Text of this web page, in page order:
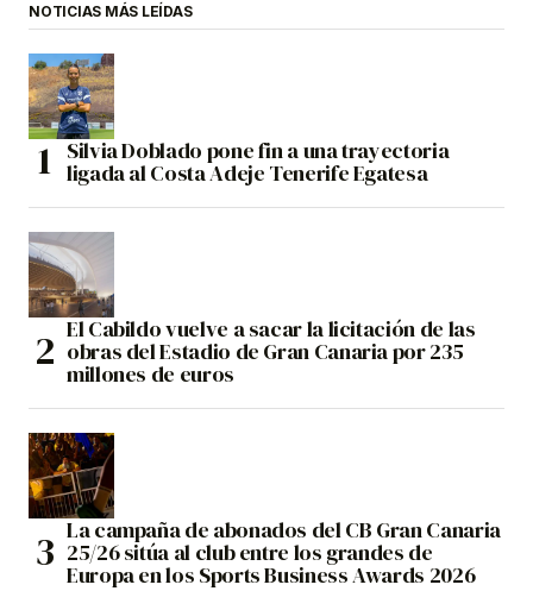
NOTICIAS MÁS LEÍDAS
Silvia Doblado pone fin a una trayectoria
ligada al Costa Adeje Tenerife Egatesa
El Cabildo vuelve a sacar la licitación de las
obras del Estadio de Gran Canaria por 235
millones de euros
La campaña de abonados del CB Gran Canaria
25/26 sitúa al club entre los grandes de
Europa en los Sports Business Awards 2026